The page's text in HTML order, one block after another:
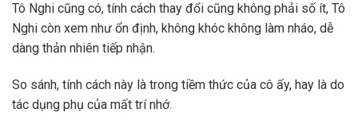
Tô Nghi cũng có, tính cách thay đổi cũng không phải số ít, Tô
Nghi còn xem như ổn định, không khóc không làm nháo, dễ
dàng thản nhiên tiếp nhận.
So sánh, tính cách này là trong tiềm thức của cô ấy, hay là do
tác dụng phụ của mất trí nhớ.